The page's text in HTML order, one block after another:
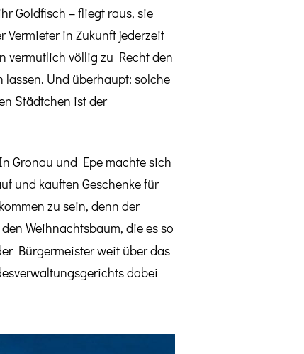
Goldfisch – fliegt raus, sie
in Zukunft jederzeit
vermutlich völlig zu Recht den
Und überhaupt: solche
Städtchen ist der
Gronau und Epe machte sich
und kauften Geschenke für
zu sein, denn der
Weihnachtsbaum, die es so
Bürgermeister weit über das
dabei